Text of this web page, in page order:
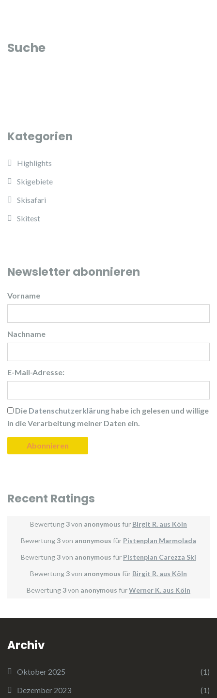
Suche
Kategorien
Highlights
Skigebiete
Skisafari
Skitest
Newsletter abonnieren
Vorname
Nachname
E-Mail-Adresse:
Die Datenschutzerklärung habe ich gelesen und willige
in die Verarbeitung meiner Daten ein.
Recent Ratings
Bewertung 3von anonymous für Birgit R. aus Köln
Bewertung 3von anonymous für Pistenplan Marmolada
Bewertung 3von anonymous für Pistenplan Carezza Ski
Bewertung 3von anonymous für Birgit R. aus Köln
Bewertung 3von anonymous fürWerner K. aus Köln
Archiv
Oktober 2025
(1)
Dezember 2023
(1)